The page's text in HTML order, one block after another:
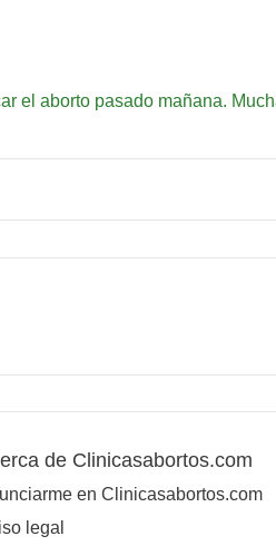
el aborto pasado mañana.
de Clinicasabortos.com
en Clinicasabortos.com
legal